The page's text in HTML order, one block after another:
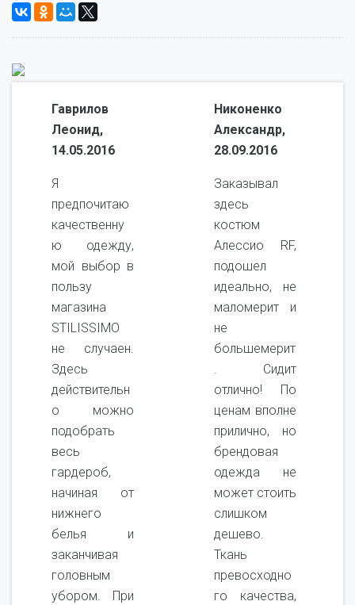
Гаврилов
Леонид,
14.05.2016
Я
предпочитаю
качественну
ю одежду,
мой выбор в
пользу
магазина
STILISSIMO
не случаен.
Здесь
действительн
о можно
подобрать
весь
гардероб,
начиная от
нижнего
белья и
заканчивая
головным
убором. При
Никоненко
Александр,
28.09.2016
Заказывал
здесь
костюм
Алессио RF,
подошел
идеально, не
маломерит и
не
большемерит
. Сидит
отлично! По
ценам вполне
прилично, но
брендовая
одежда не
может стоить
слишком
дешево.
Ткань
превосходно
го качества,